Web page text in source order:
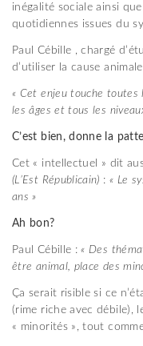
inégalité sociale ainsi
quotidiennes issues du
Paul Cébille , chargé
d’utiliser la cause
« Cet enjeu touche toutes
les âges et tous les
C’est bien, donne la
Cet « intellectuel » dit
(L’Est Républicain) : « Le
ans »
Ah bon?
Paul Cébille :« Des
être animal, place des
Ça serait risible si ce
(rime riche avec débile),
« minorités », tout